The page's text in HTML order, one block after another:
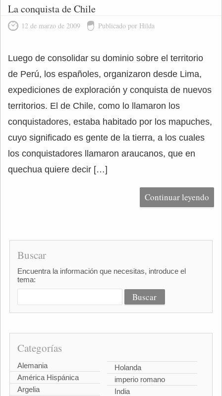
La conquista de Chile
12 de marzo de 2009 Publicado por Hilda
Luego de consolidar su dominio sobre el territorio
de Perú, los españoles, organizaron desde Lima,
expediciones de exploración y conquista de nuevos
territorios. El de Chile, como lo llamaron los
conquistadores, estaba habitado por los mapuches,
cuyo significado es gente de la tierra, a los cuales
los conquistadores llamaron araucanos, que en
quechua quiere decir […]
Continuar leyendo
Buscar
Encuentra la información que necesitas, introduce el
tema:
Categorías
Alemania
América Hispánica
Argelia
Holanda
imperio romano
India